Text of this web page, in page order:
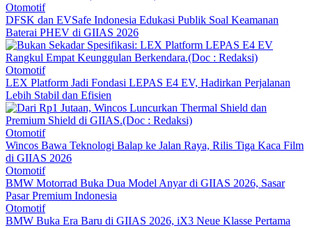
Otomotif
DFSK dan EVSafe Indonesia Edukasi Publik Soal Keamanan
Baterai PHEV di GIIAS 2026
Otomotif
LEX Platform Jadi Fondasi LEPAS E4 EV, Hadirkan Perjalanan
Lebih Stabil dan Efisien
Otomotif
Wincos Bawa Teknologi Balap ke Jalan Raya, Rilis Tiga Kaca Film
di GIIAS 2026
Otomotif
BMW Motorrad Buka Dua Model Anyar di GIIAS 2026, Sasar
Pasar Premium Indonesia
Otomotif
BMW Buka Era Baru di GIIAS 2026, iX3 Neue Klasse Pertama